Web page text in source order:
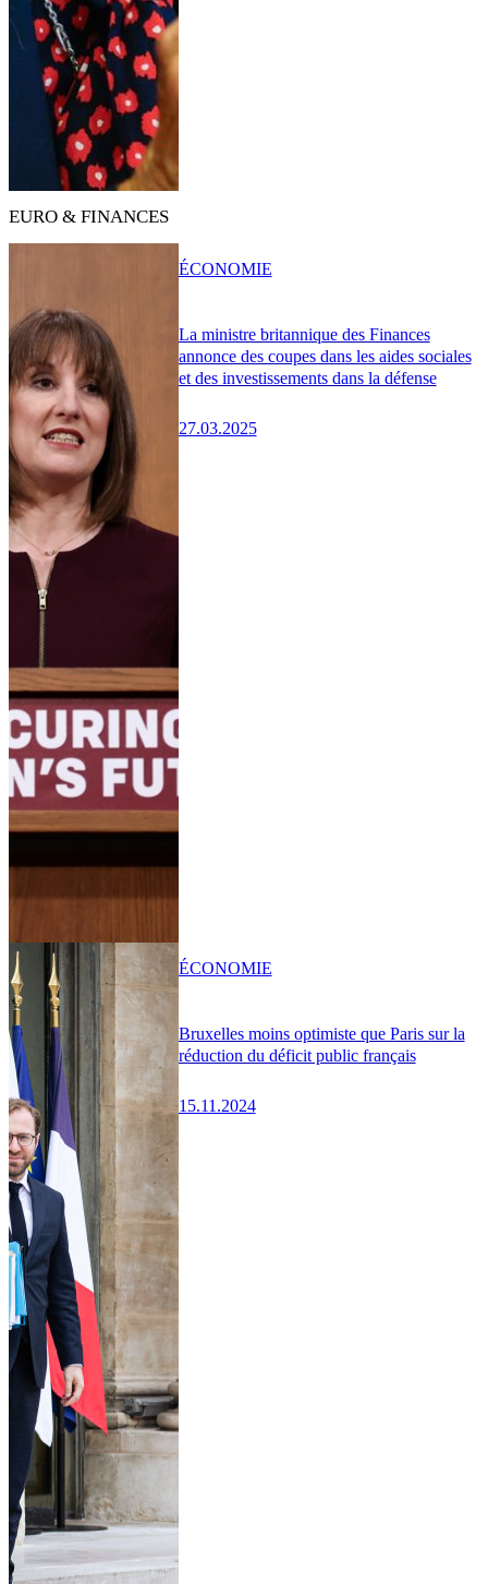
EURO & FINANCES
La ministre britannique des Finances
annonce des coupes dans les aides sociales
et des investissements dans la défense
27.03.2025
ÉCONOMIE
Bruxelles moins optimiste que Paris sur la
réduction du déficit public français
15.11.2024
ÉCONOMIE